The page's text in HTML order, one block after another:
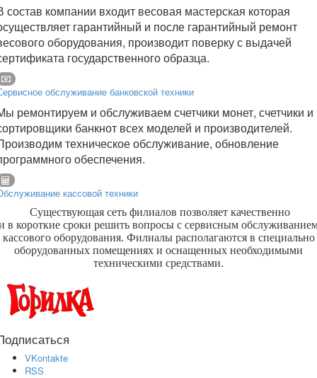
состав компании входит весовая мастерская которая
гарантийный и после гарантийный ремонт
оборудования, производит поверку с выдачей
государственного образца.
обслуживание банковской техники
ремонтируем и обслуживаем счетчики монет, счетчики и
банкнот всех моделей и производителей.
техническое обслуживание, обновление
обеспечения.
кассовой техники
Существующая сеть филиалов позволяет качественно
в короткие сроки решить вопросы с сервисным
кассового оборудования. Филиалы располагаются в специально
оборудованных помещениях и оснащенных необходимыми
техническими средствами.
VKontakte
RSS